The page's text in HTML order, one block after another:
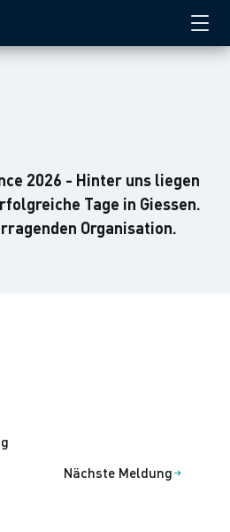
2026 - Hinter uns liegen
Tage in Giessen.
Organisation.
Nächste Meldung